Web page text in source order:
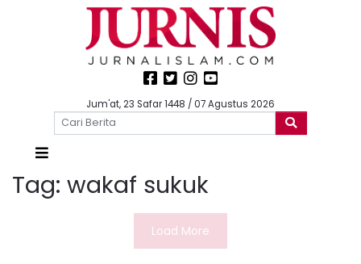
Jum'at, 23 Safar 1448 / 07 Agustus 2026
Tag: wakaf sukuk
Load More